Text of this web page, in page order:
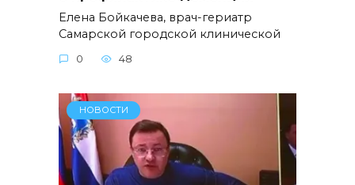
Елена Бойкачева, врач-гериатр
Самарской городской клинической
0 48
НОВОСТИ